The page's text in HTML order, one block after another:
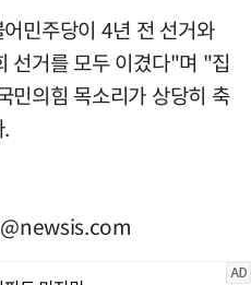
민주당이 4년 전 선거와
선거를 모두 이겼다"며 "집
민의힘 목소리가 상당히 축